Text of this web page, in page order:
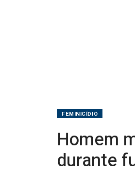
FEMINICÍDIO
Homem
durante